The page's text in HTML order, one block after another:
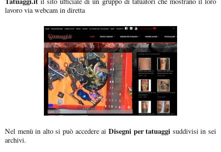
lavoro via webcam in diretta
Nel menù in alto si può accedere ai Disegni per tatuaggi suddivisi in sei
archivi.